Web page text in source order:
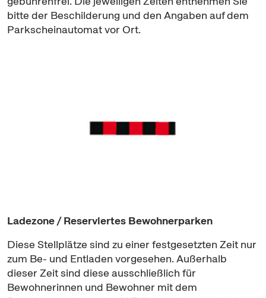
bitte der Beschilderung und den Angaben auf dem
Parkscheinautomat vor Ort.
Ladezone / Reserviertes Bewohnerparken
Diese Stellplätze sind zu einer festgesetzten Zeit nur
zum Be- und Entladen vorgesehen. Außerhalb
dieser Zeit sind diese ausschließlich für
Bewohnerinnen und Bewohner mit dem